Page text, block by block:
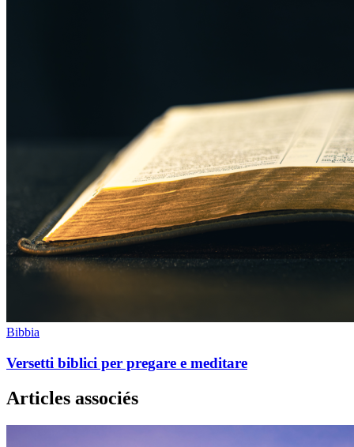
Bibbia
Versetti biblici per pregare e meditare
Articles associés